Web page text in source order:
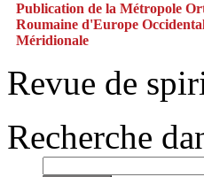
Publication de la Métropole
Roumaine d'Europe
Méridionale
Revue de
Recherche